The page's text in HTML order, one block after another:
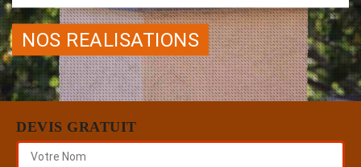
NOS REALISATIONS
DEVIS GRATUIT